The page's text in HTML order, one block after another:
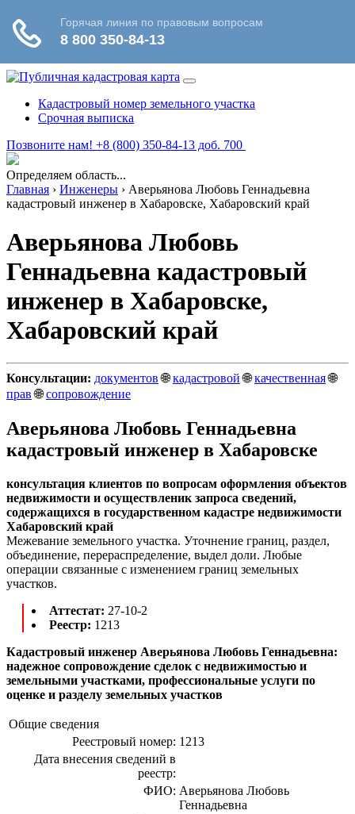
Кадастровый номер земельного участка
Срочная выписка
Позвоните нам! +8 (800) 350-84-13 доб. 700
Определяем область...
Главная › Инженеры › Аверьянова Любовь Геннадьевна
кадастровый инженер в Хабаровске, Хабаровский край
Аверьянова Любовь
Геннадьевна кадастровый
инженер в Хабаровске,
Хабаровский край
Консультации: документов🌐кадастровой🌐качественная🌐
прав🌐сопровождение
Аверьянова Любовь Геннадьевна
кадастровый инженер в Хабаровске
консультация клиентов по вопросам оформления объектов
недвижимости и осуществленик запроса сведений,
содержащихся в государственном кадастре недвижимости
Хабаровский край
Межевание земельного участка. Уточнение границ, раздел,
объединение, перераспределение, выдел доли. Любые
операции связанные с изменением границ земельных
участков.
Аттестат: 27-10-2
Реестр: 1213
Кадастровый инженер Аверьянова Любовь Геннадьевна:
надежное сопровождение сделок с недвижимостью и
земельными участками, профессиональные услуги по
оценке и разделу земельных участков
Общие сведения
Реестровый номер: 1213
Дата внесения сведений в
реестр:
ФИО: Аверьянова Любовь
Геннадьевна